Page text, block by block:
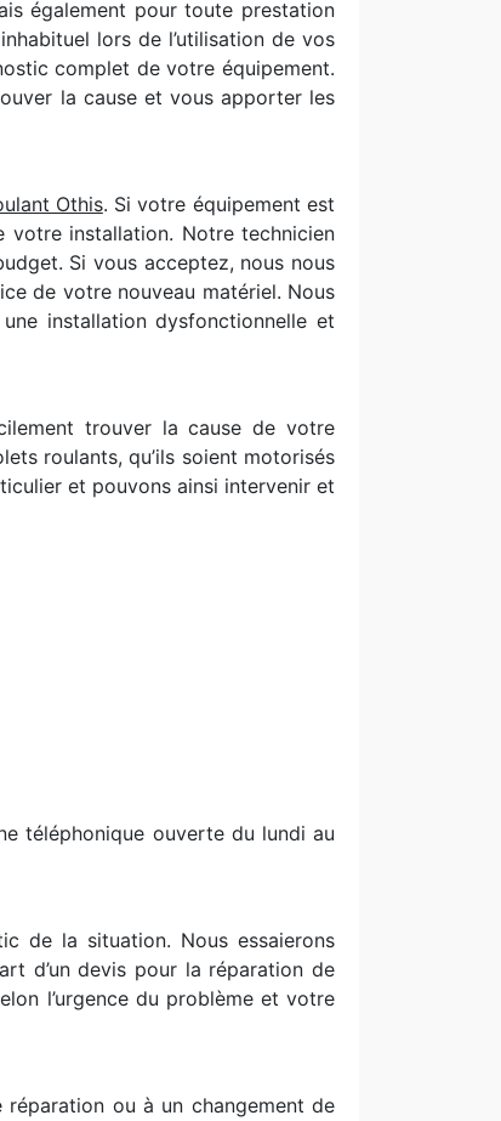
également pour toute prestation
lors de l’utilisation de vos
complet de votre équipement.
la cause et vous apporter les
Othis. Si votre équipement est
votre installation. Notre technicien
Si vous acceptez, nous nous
de votre nouveau matériel. Nous
installation dysfonctionnelle et
trouver la cause de votre
roulants, qu’ils soient motorisés
et pouvons ainsi intervenir et
téléphonique ouverte du lundi au
de la situation. Nous essaierons
d’un devis pour la réparation de
l’urgence du problème et votre
ou à un changement de